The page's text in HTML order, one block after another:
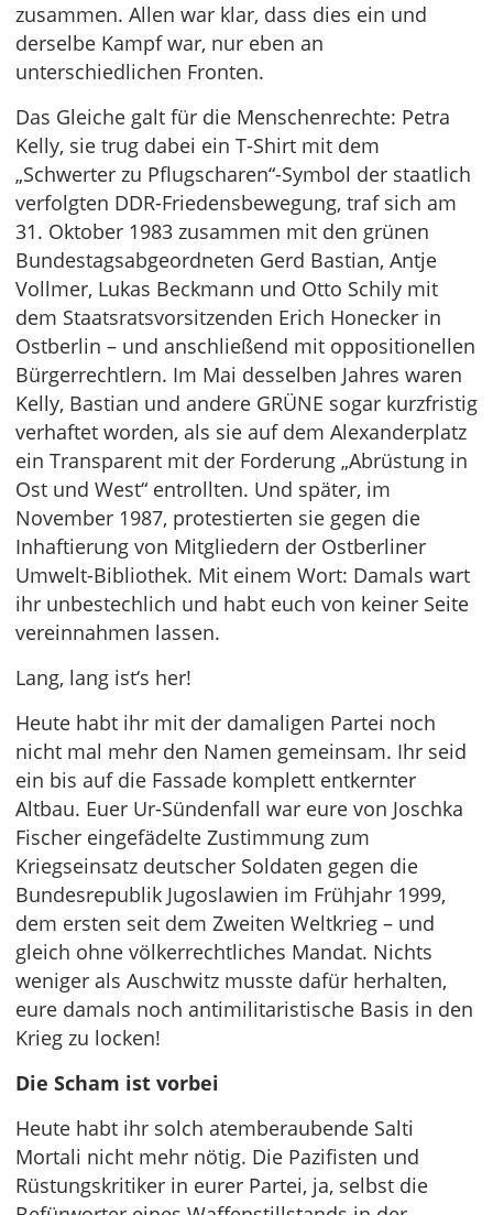
zusammen. Allen war klar, dass dies ein und
derselbe Kampf war, nur eben an
unterschiedlichen Fronten.
Das Gleiche galt für die Menschenrechte: Petra
Kelly, sie trug dabei ein T-Shirt mit dem
„Schwerter zu Pflugscharen“-Symbol der staatlich
verfolgten DDR-Friedensbewegung, traf sich am
31. Oktober 1983 zusammen mit den grünen
Bundestagsabgeordneten Gerd Bastian, Antje
Vollmer, Lukas Beckmann und Otto Schily mit
dem Staatsratsvorsitzenden Erich Honecker in
Ostberlin – und anschließend mit oppositionellen
Bürgerrechtlern. Im Mai desselben Jahres waren
Kelly, Bastian und andere GRÜNE sogar kurzfristig
verhaftet worden, als sie auf dem Alexanderplatz
ein Transparent mit der Forderung „Abrüstung in
Ost und West“ entrollten. Und später, im
November 1987, protestierten sie gegen die
Inhaftierung von Mitgliedern der Ostberliner
Umwelt-Bibliothek. Mit einem Wort: Damals wart
ihr unbestechlich und habt euch von keiner Seite
vereinnahmen lassen.
Lang, lang ist‘s her!
Heute habt ihr mit der damaligen Partei noch
nicht mal mehr den Namen gemeinsam. Ihr seid
ein bis auf die Fassade komplett entkernter
Altbau. Euer Ur-Sündenfall war eure von Joschka
Fischer eingefädelte Zustimmung zum
Kriegseinsatz deutscher Soldaten gegen die
Bundesrepublik Jugoslawien im Frühjahr 1999,
dem ersten seit dem Zweiten Weltkrieg – und
gleich ohne völkerrechtliches Mandat. Nichts
weniger als Auschwitz musste dafür herhalten,
eure damals noch antimilitaristische Basis in den
Krieg zu locken!
Die Scham ist vorbei
Heute habt ihr solch atemberaubende Salti
Mortali nicht mehr nötig. Die Pazifisten und
Rüstungskritiker in eurer Partei, ja, selbst die